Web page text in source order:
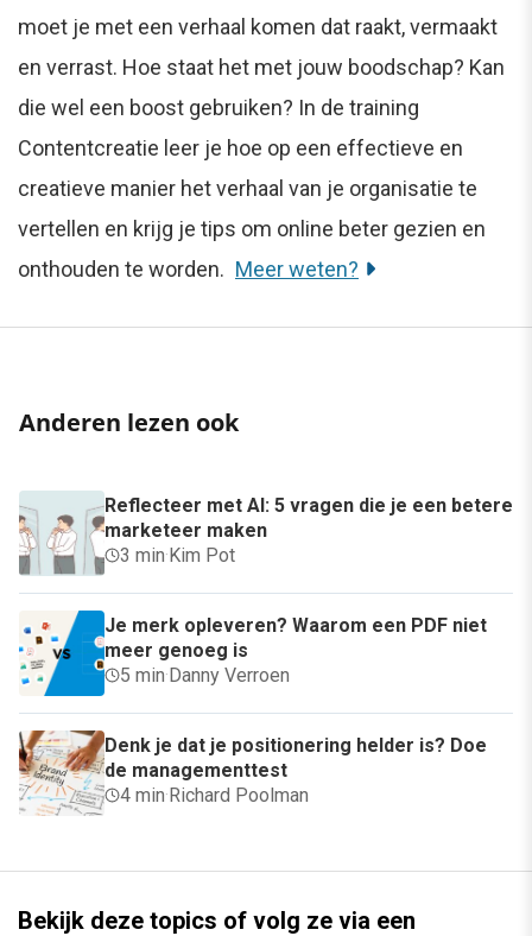
moet je met een verhaal komen dat raakt, vermaakt
en verrast. Hoe staat het met jouw boodschap? Kan
die wel een boost gebruiken? In de training
Contentcreatie leer je hoe op een effectieve en
creatieve manier het verhaal van je organisatie te
vertellen en krijg je tips om online beter gezien en
onthouden te worden. Meer weten?
Anderen lezen ook
Reflecteer met AI: 5 vragen die je een betere
marketeer maken
3 min·Kim Pot
Je merk opleveren? Waarom een PDF niet
meer genoeg is
5 min·Danny Verroen
Denk je dat je positionering helder is? Doe
de managementtest
4 min·Richard Poolman
Bekijk deze topics of volg ze via een